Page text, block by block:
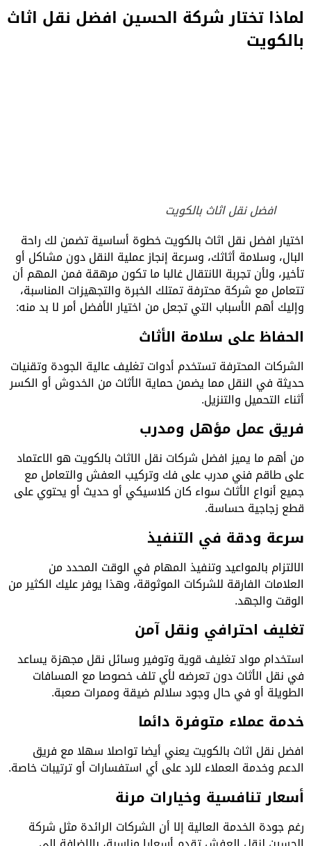
لماذا تختار شركة الحسين افضل نقل اثاث
بالكويت
افضل نقل اثاث بالكويت
اختيار افضل نقل اثاث بالكويت خطوة أساسية تضمن لك راحة
البال، وسلامة أثاثك، وسرعة إنجاز عملية النقل دون مشاكل أو
تأخير، ولأن تجربة الانتقال غالبا ما تكون مرهقة فمن المهم أن
تتعامل مع شركة محترفة تمتلك الخبرة والتجهيزات المناسبة،
وإليك أهم الأسباب التي تجعل من اختيار الأفضل أمر لا بد منه:
الحفاظ على سلامة الأثاث
الشركات المحترفة تستخدم أدوات تغليف عالية الجودة وتقنيات
حديثة في النقل مما يضمن حماية الأثاث من الخدوش أو الكسر
أثناء التحميل والتنزيل.
فريق عمل مؤهل ومدرب
من أهم ما يميز افضل شركات نقل الاثاث بالكويت هو الاعتماد
على طاقم فني مدرب على فك وتركيب العفش والتعامل مع
جميع أنواع الأثاث سواء كان كلاسيكي أو حديث أو يحتوي على
قطع زجاجية حساسة.
سرعة ودقة في التنفيذ
الالتزام بالمواعيد وتنفيذ المهام في الوقت المحدد من
العلامات الفارقة للشركات الموثوقة، وهذا يوفر عليك الكثير من
الوقت والجهد.
تغليف احترافي ونقل آمن
استخدام مواد تغليف قوية وتوفير وسائل نقل مجهزة يساعد
في نقل الأثاث دون تعرضه لأي تلف خصوصا مع المسافات
الطويلة أو في حال وجود سلالم ضيقة وممرات صعبة.
خدمة عملاء متوفرة دائما
افضل نقل اثاث بالكويت يعني أيضا تواصلا سهلا مع فريق
الدعم وخدمة العملاء للرد على أي استفسارات أو ترتيبات خاصة.
أسعار تنافسية وخيارات مرنة
رغم جودة الخدمة العالية إلا أن الشركات الرائدة مثل شركة